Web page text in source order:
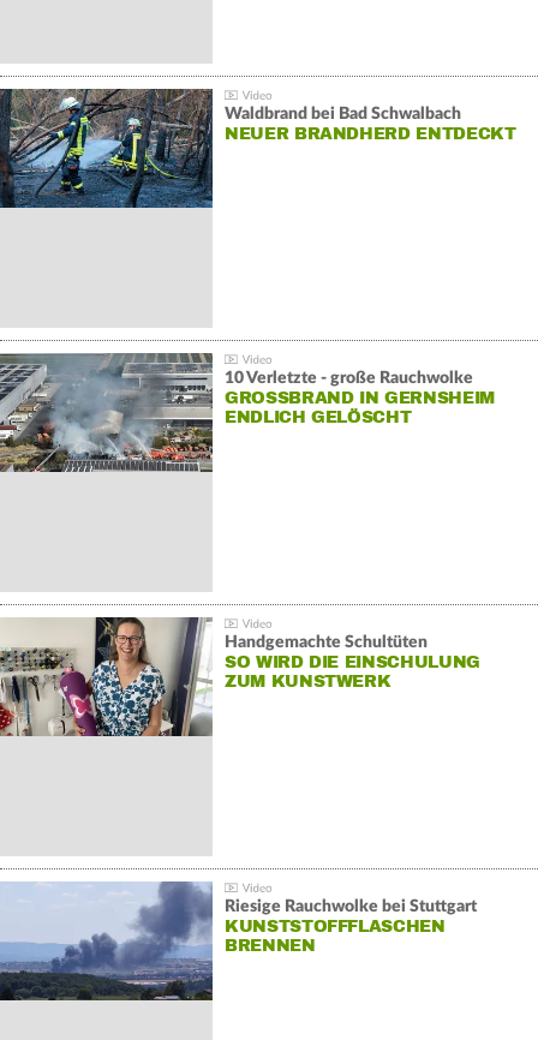
Waldbrand bei Bad Schwalbach
NEUER BRANDHERD ENTDECKT
10 Verletzte - große Rauchwolke
GROSSBRAND IN GERNSHEIM E
NDLICH GELÖSCHT
Handgemachte Schultüten
SO WIRD DIE EINSCHULUNG
ZUM KUNSTWERK
Riesige Rauchwolke bei Stuttgart
KUNSTSTOFFFLASCHEN
BRENNEN